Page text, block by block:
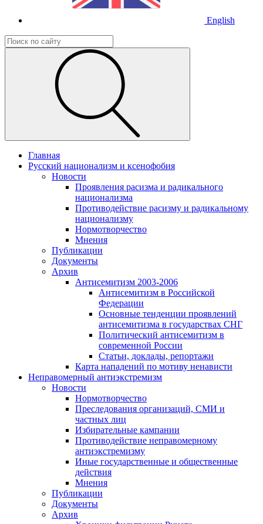
English
Главная
Русский национализм и ксенофобия
Новости
Проявления расизма и радикального
национализма
Противодействие расизму и радикальному
национализму
Нормотворчество
Мнения
Публикации
Документы
Архив
Антисемитизм 2003-2006
Антисемитизм в Российской
Федерации
Основные тенденции проявлений
антисемитизма в государствах СНГ
Политический антисемитизм в
современной России
Статьи, доклады, репортажи
Карта нападений по мотиву ненависти
Неправомерный антиэкстремизм
Новости
Нормотворчество
Преследования организаций, СМИ и
частных лиц
Избирательные кампании
Противодействие неправомерному
антиэкстремизму
Иные государственные и общественные
действия
Мнения
Публикации
Документы
Архив